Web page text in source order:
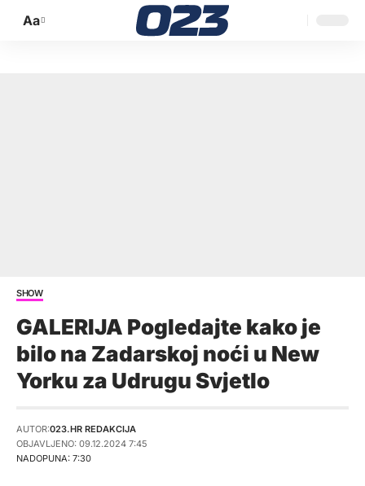
Promijeni
Aa
SHOW
GALERIJA Pogledajte kako je
bilo na Zadarskoj noći u New
Yorku za Udrugu Svjetlo
NADOPUNA: 7:30
AUTOR:023.HR REDAKCIJA
OBJAVLJENO: 09.12.2024 7:45